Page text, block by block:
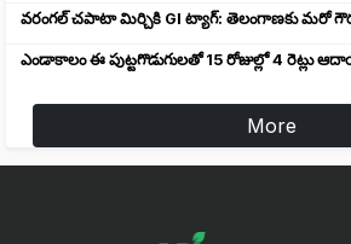
వరంగల్ చపాటా మిర్చికి GI ట్యాగ్: తెలంగాణకు మరో
ఎండాకాలం ఈ పుట్టగొడుగులతో 15 రోజుల్లో 4 రెట్లు
More